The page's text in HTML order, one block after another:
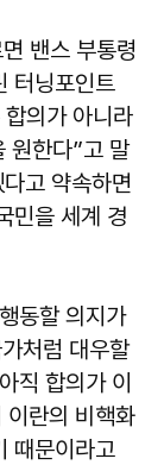
밴스 부통령
터닝포인트
의가 아니라
원한다”고 말
고 약속하면
민을 세계 경
동할 의지가
처럼 대우할
직 합의가 이
이란의 비핵화
때문이라고